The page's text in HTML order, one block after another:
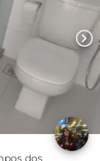
chevron_right